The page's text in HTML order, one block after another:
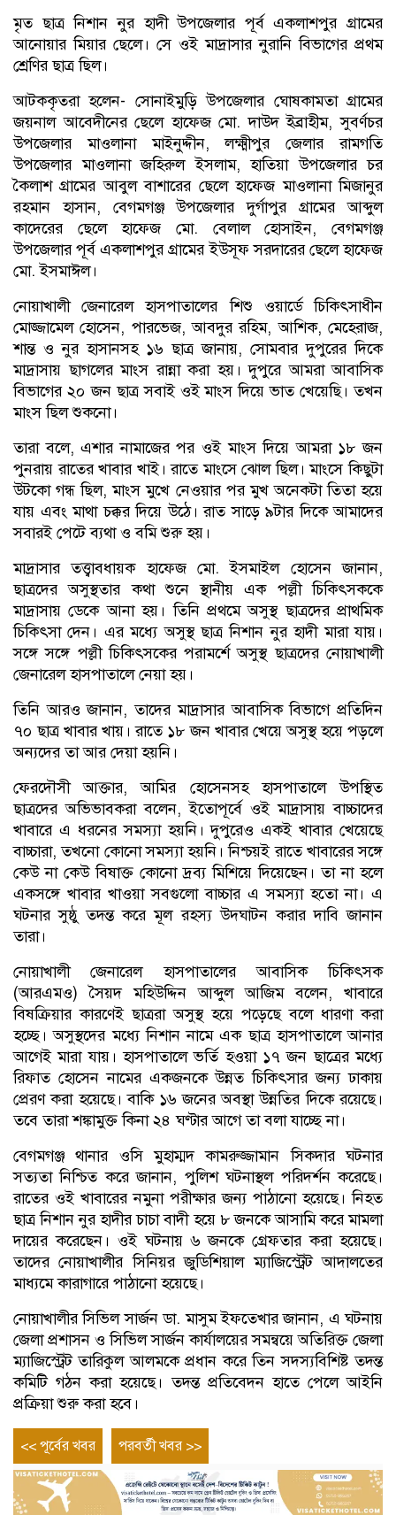
মৃত ছাত্র নিশান নুর হাদী উপজেলার পূর্ব একলাশপুর গ্রামের
আনোয়ার মিয়ার ছেলে। সে ওই মাদ্রাসার নুরানি বিভাগের প্রথম
শ্রেণির ছাত্র ছিল।
আটককৃতরা হলেন- সোনাইমুড়ি উপজেলার ঘোষকামতা গ্রামের
জয়নাল আবেদীনের ছেলে হাফেজ মো. দাউদ ইব্রাহীম, সুবর্ণচর
উপজেলার মাওলানা মাইনুদ্দীন, লক্ষ্মীপুর জেলার রামগতি
উপজেলার মাওলানা জহিরুল ইসলাম, হাতিয়া উপজেলার চর
কৈলাশ গ্রামের আবুল বাশারের ছেলে হাফেজ মাওলানা মিজানুর
রহমান হাসান, বেগমগঞ্জ উপজেলার দুর্গাপুর গ্রামের আব্দুল
কাদেরের ছেলে হাফেজ মো. বেলাল হোসাইন, বেগমগঞ্জ
উপজেলার পূর্ব একলাশপুর গ্রামের ইউসূফ সরদারের ছেলে হাফেজ
মো. ইসমাঈল।
নোয়াখালী জেনারেল হাসপাতালের শিশু ওয়ার্ডে চিকিৎসাধীন
মোজ্জামেল হোসেন, পারভেজ, আবদুর রহিম, আশিক, মেহেরাজ,
শান্ত ও নুর হাসানসহ ১৬ ছাত্র জানায়, সোমবার দুপুরের দিকে
মাদ্রাসায় ছাগলের মাংস রান্না করা হয়। দুপুরে আমরা আবাসিক
বিভাগের ২০ জন ছাত্র সবাই ওই মাংস দিয়ে ভাত খেয়েছি। তখন
মাংস ছিল শুকনো।
তারা বলে, এশার নামাজের পর ওই মাংস দিয়ে আমরা ১৮ জন
পুনরায় রাতের খাবার খাই। রাতে মাংসে ঝোল ছিল। মাংসে কিছুটা
উটকো গন্ধ ছিল, মাংস মুখে নেওয়ার পর মুখ অনেকটা তিতা হয়ে
যায় এবং মাথা চক্কর দিয়ে উঠে। রাত সাড়ে ৯টার দিকে আমাদের
সবারই পেটে ব্যথা ও বমি শুরু হয়।
মাদ্রাসার তত্ত্বাবধায়ক হাফেজ মো. ইসমাইল হোসেন জানান,
ছাত্রদের অসুস্থতার কথা শুনে স্থানীয় এক পল্লী চিকিৎসককে
মাদ্রাসায় ডেকে আনা হয়। তিনি প্রথমে অসুস্থ ছাত্রদের প্রাথমিক
চিকিৎসা দেন। এর মধ্যে অসুস্থ ছাত্র নিশান নুর হাদী মারা যায়।
সঙ্গে সঙ্গে পল্লী চিকিৎসকের পরামর্শে অসুস্থ ছাত্রদের নোয়াখালী
জেনারেল হাসপাতালে নেয়া হয়।
তিনি আরও জানান, তাদের মাদ্রাসার আবাসিক বিভাগে প্রতিদিন
৭০ ছাত্র খাবার খায়। রাতে ১৮ জন খাবার খেয়ে অসুস্থ হয়ে পড়লে
অন্যদের তা আর দেয়া হয়নি।
ফেরদৌসী আক্তার, আমির হোসেনসহ হাসপাতালে উপস্থিত
ছাত্রদের অভিভাবকরা বলেন, ইতোপূর্বে ওই মাদ্রাসায় বাচ্চাদের
খাবারে এ ধরনের সমস্যা হয়নি। দুপুরেও একই খাবার খেয়েছে
বাচ্চারা, তখনো কোনো সমস্যা হয়নি। নিশ্চয়ই রাতে খাবারের সঙ্গে
কেউ না কেউ বিষাক্ত কোনো দ্রব্য মিশিয়ে দিয়েছেন। তা না হলে
একসঙ্গে খাবার খাওয়া সবগুলো বাচ্চার এ সমস্যা হতো না। এ
ঘটনার সুষ্ঠু তদন্ত করে মূল রহস্য উদ্ঘাটন করার দাবি জানান
তারা।
নোয়াখালী জেনারেল হাসপাতালের আবাসিক চিকিৎসক
(আরএমও) সৈয়দ মহিউদ্দিন আব্দুল আজিম বলেন, খাবারে
বিষক্রিয়ার কারণেই ছাত্ররা অসুস্থ হয়ে পড়েছে বলে ধারণা করা
হচ্ছে। অসুস্থদের মধ্যে নিশান নামে এক ছাত্র হাসপাতালে আনার
আগেই মারা যায়। হাসপাতালে ভর্তি হওয়া ১৭ জন ছাত্রের মধ্যে
রিফাত হোসেন নামের একজনকে উন্নত চিকিৎসার জন্য ঢাকায়
প্রেরণ করা হয়েছে। বাকি ১৬ জনের অবস্থা উন্নতির দিকে রয়েছে।
তবে তারা শঙ্কামুক্ত কিনা ২৪ ঘণ্টার আগে তা বলা যাচ্ছে না।
বেগমগঞ্জ থানার ওসি মুহাম্মদ কামরুজ্জামান সিকদার ঘটনার
সত্যতা নিশ্চিত করে জানান, পুলিশ ঘটনাস্থল পরিদর্শন করেছে।
রাতের ওই খাবারের নমুনা পরীক্ষার জন্য পাঠানো হয়েছে। নিহত
ছাত্র নিশান নুর হাদীর চাচা বাদী হয়ে ৮ জনকে আসামি করে মামলা
দায়ের করেছেন। ওই ঘটনায় ৬ জনকে গ্রেফতার করা হয়েছে।
তাদের নোয়াখালীর সিনিয়র জুডিশিয়াল ম্যাজিস্ট্রেট আদালতের
মাধ্যমে কারাগারে পাঠানো হয়েছে।
নোয়াখালীর সিভিল সার্জন ডা. মাসুম ইফতেখার জানান, এ ঘটনায়
জেলা প্রশাসন ও সিভিল সার্জন কার্যালয়ের সমন্বয়ে অতিরিক্ত জেলা
ম্যাজিস্ট্রেট তারিকুল আলমকে প্রধান করে তিন সদস্যবিশিষ্ট তদন্ত
কমিটি গঠন করা হয়েছে। তদন্ত প্রতিবেদন হাতে পেলে আইনি
প্রক্রিয়া শুরু করা হবে।
Post
navigation
<< পূর্বের খবর
Previous
entry
পরবর্তী খবর >>